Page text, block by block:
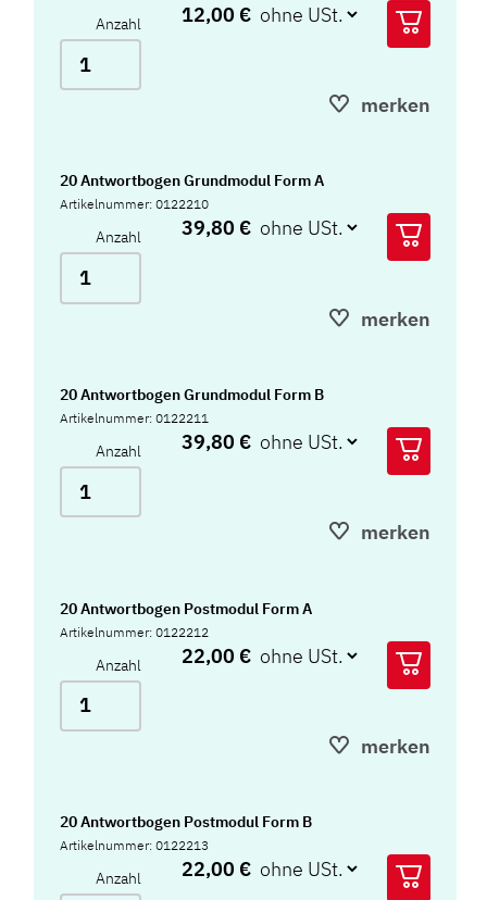
Anzahl 12,00 €
merken
20 Antwortbogen Grundmodul Form A
Artikelnummer: 0122210
Anzahl 39,80 €
merken
20 Antwortbogen Grundmodul Form B
Artikelnummer: 0122211
Anzahl 39,80 €
merken
20 Antwortbogen Postmodul Form A
Artikelnummer: 0122212
Anzahl 22,00 €
merken
20 Antwortbogen Postmodul Form B
Artikelnummer: 0122213
Anzahl 22,00 €